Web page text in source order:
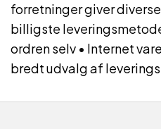
forretninger giver
billigste
ordren selv • Internet
bredt udvalg af